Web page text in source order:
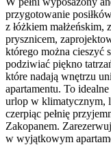
przygotowanie
z łóżkiem
prysznicem,
którego można cieszyć
podziwiać piękno
które nadają wnętrzu
apartamentu. To
urlop w klimatycznym,
czerpiąc pełnię
Zakopanem.
w wyjątkowym